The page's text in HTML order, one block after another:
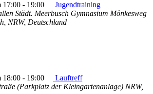
17:00 - 19:00
Jugendtraining
Städt. Meerbusch Gymnasium Mönkesweg
NRW, Deutschland
18:00 - 19:00
Lauftreff
(Parkplatz der Kleingartenanlage) NRW,